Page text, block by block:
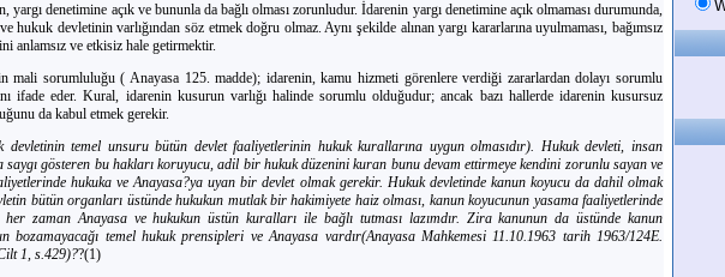
yargı denetimine açık ve bununla da bağlı olması zorunludur. İdarenin yargı denetimine açık olmaması durumunda,
hukuk devletinin varlığından söz etmek doğru olmaz. Aynı şekilde alınan yargı kararlarına uyulmaması, bağımsız
anlamsız ve etkisiz hale getirmektir.
mali sorumluluğu ( Anayasa 125. madde); idarenin, kamu hizmeti görenlere verdiği zararlardan dolayı sorumlu
ifade eder. Kural, idarenin kusurun varlığı halinde sorumlu olduğudur; ancak bazı hallerde idarenin kusursuz
da kabul etmek gerekir.
devletinin temel unsuru bütün devlet faaliyetlerinin hukuk kurallarına uygun olmasıdır). Hukuk devleti, insan
saygı gösteren bu hakları koruyucu, adil bir hukuk düzenini kuran bunu devam ettirmeye kendini zorunlu sayan ve
hukuka ve Anayasa?ya uyan bir devlet olmak gerekir. Hukuk devletinde kanun koyucu da dahil olmak
bütün organları üstünde hukukun mutlak bir hakimiyete haiz olması, kanun koyucunun yasama faaliyetlerinde
her zaman Anayasa ve hukukun üstün kuralları ile bağlı tutması lazımdır. Zira kanunun da üstünde kanun
bozamayacağı temel hukuk prensipleri ve Anayasa vardır(Anayasa Mahkemesi 11.10.1963 tarih 1963/124E.
1, s.429)??(1)